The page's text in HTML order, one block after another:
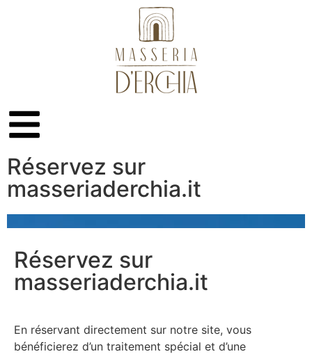
Réservez sur
masseriaderchia.it
Réservez sur
masseriaderchia.it
En réservant directement sur notre site, vous
bénéficierez d’un traitement spécial et d’une